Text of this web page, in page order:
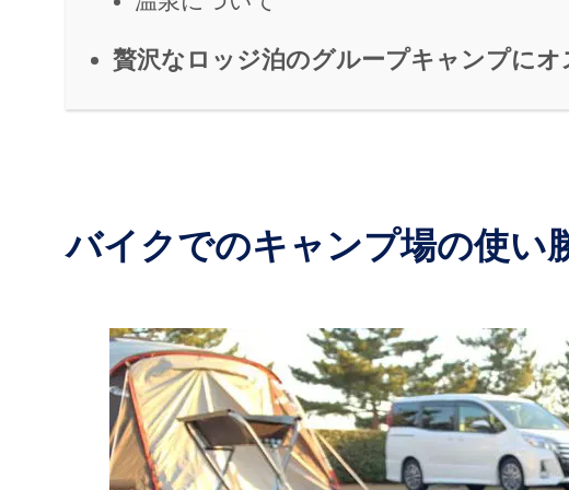
贅沢なロッジ泊のグループキャンプにオ
バイクでのキャンプ場の使い